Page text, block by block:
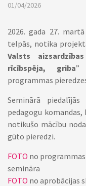
01/04/2026
2026. gada 27.
telpās, notika
Valsts
rīcībspēja, griba”
programmas
Seminārā
pedagogu
notikušo mācību
gūto pieredzi.
FOTO no
semināra
FOTO no aprobācijas